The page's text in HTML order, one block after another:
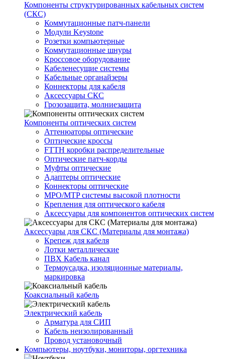
Компоненты структурированных кабельных систем
(СКС)
Коммутационные патч-панели
Модули Keystone
Розетки компьютерные
Коммутационные шнуры
Кроссовое оборудование
Кабеленесущие системы
Кабельные органайзеры
Коннекторы для кабеля
Аксессуары СКС
Грозозащита, молниезащита
Компоненты оптических систем
Аттенюаторы оптические
Оптические кроссы
FTTH коробки распределительные
Оптические патч-корды
Муфты оптические
Адаптеры оптические
Коннекторы оптические
MPO/MTP системы высокой плотности
Крепления для оптического кабеля
Аксессуары для компонентов оптических систем
Аксессуары для СКС (Материалы для монтажа)
Крепеж для кабеля
Лотки металлические
ПВХ Кабель канал
Термоусадка, изоляционные материалы,
маркировка
Коаксиальный кабель
Электрический кабель
Арматура для СИП
Кабель неизолированный
Провод установочный
Компьютеры, ноутбуки, мониторы, оргтехника